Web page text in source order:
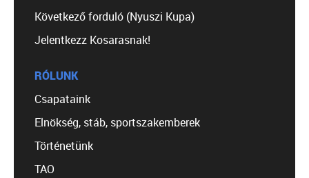
Következő forduló (Nyuszi Kupa)
Jelentkezz Kosarasnak!
RÓLUNK
Csapataink
Elnökség, stáb, sportszakemberek
Történetünk
TAO